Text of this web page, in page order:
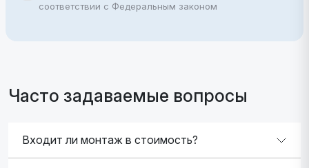
соответствии с Федеральным законом
Часто задаваемые вопросы
Входит ли монтаж в стоимость?